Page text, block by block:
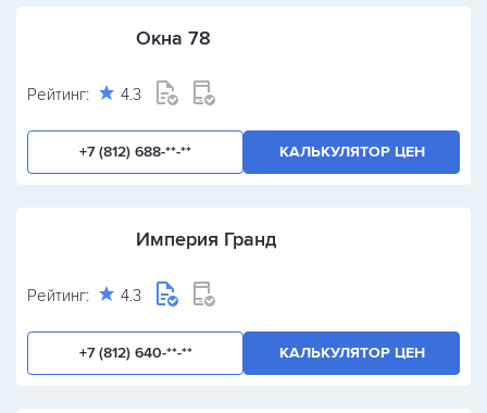
Окна 78
Рейтинг: 4.3
+7 (812) 688-**-** КАЛЬКУЛЯТОР ЦЕН
Империя Гранд
Рейтинг: 4.3
+7 (812) 640-**-** КАЛЬКУЛЯТОР ЦЕН